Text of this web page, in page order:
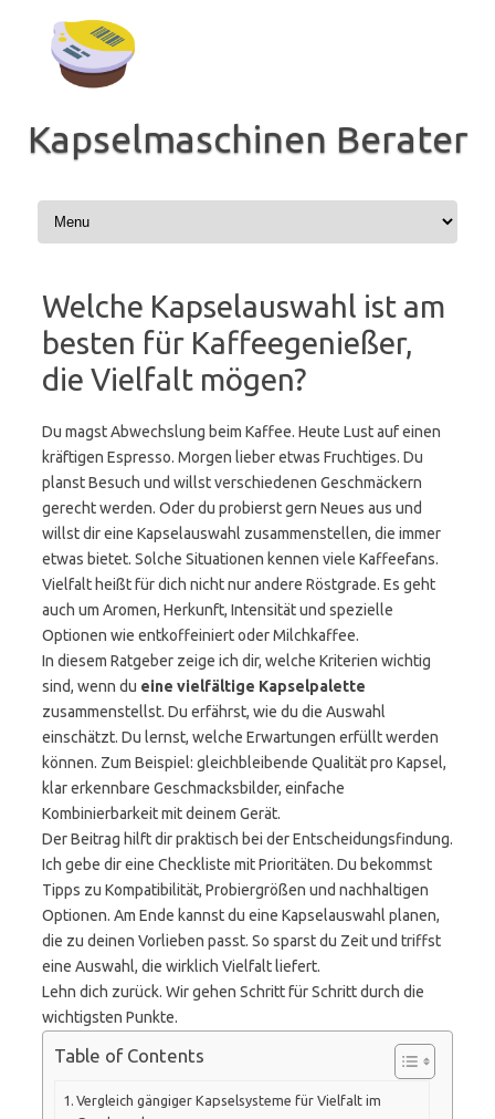
Inhalt
springen
Kapselmaschinen Berater
Welche Kapselauswahl ist am
besten für Kaffeegenießer,
die Vielfalt mögen?
Du magst Abwechslung beim Kaffee. Heute Lust auf einen
kräftigen Espresso. Morgen lieber etwas Fruchtiges. Du
planst Besuch und willst verschiedenen Geschmäckern
gerecht werden. Oder du probierst gern Neues aus und
willst dir eine Kapselauswahl zusammenstellen, die immer
etwas bietet. Solche Situationen kennen viele Kaffeefans.
Vielfalt heißt für dich nicht nur andere Röstgrade. Es geht
auch um Aromen, Herkunft, Intensität und spezielle
Optionen wie entkoffeiniert oder Milchkaffee.
In diesem Ratgeber zeige ich dir, welche Kriterien wichtig
sind, wenn du eine vielfältige Kapselpalette
zusammenstellst. Du erfährst, wie du die Auswahl
einschätzt. Du lernst, welche Erwartungen erfüllt werden
können. Zum Beispiel: gleichbleibende Qualität pro Kapsel,
klar erkennbare Geschmacksbilder, einfache
Kombinierbarkeit mit deinem Gerät.
Der Beitrag hilft dir praktisch bei der Entscheidungsfindung.
Ich gebe dir eine Checkliste mit Prioritäten. Du bekommst
Tipps zu Kompatibilität, Probiergrößen und nachhaltigen
Optionen. Am Ende kannst du eine Kapselauswahl planen,
die zu deinen Vorlieben passt. So sparst du Zeit und triffst
eine Auswahl, die wirklich Vielfalt liefert.
Lehn dich zurück. Wir gehen Schritt für Schritt durch die
wichtigsten Punkte.
Table of Contents
Vergleich gängiger Kapselsysteme für Vielfalt im